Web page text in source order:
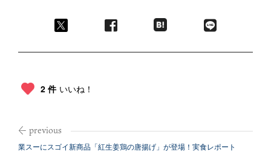
2 件 いいね！
業スーにスゴイ新商品「紅生姜鶏の唐揚げ」が登場！実食レポート